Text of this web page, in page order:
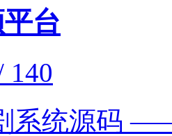
台
140